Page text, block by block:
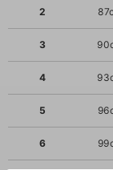
2
3
4
5
6